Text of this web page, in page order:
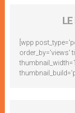
[wpp
order_by='views'